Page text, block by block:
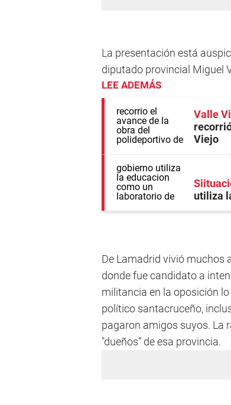
La presentación está
diputado provincial Miguel
LEE ADEMÁS
Valle
Viejo
utiliza
De Lamadrid vivió muchos
donde fue candidato a
militancia en la oposición
político santacruceño,
pagaron amigos suyos. La
"dueños” de esa provincia.